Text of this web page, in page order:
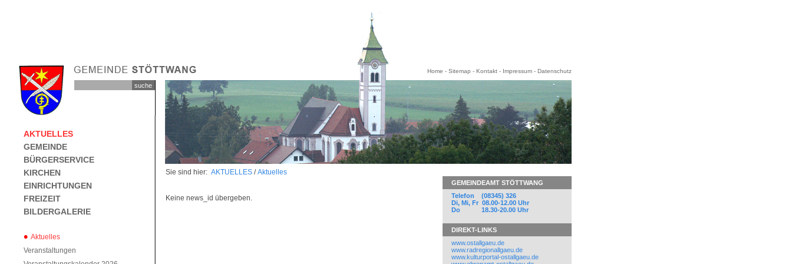
AKTUELLES
GEMEINDE
BÜRGERSERVICE
KIRCHEN
EINRICHTUNGEN
FREIZEIT
BILDERGALERIE
Aktuelles
Veranstaltungen
Home - Sitemap - Kontakt - Impressum - Datenschutz
Sie sind hier: AKTUELLES/Aktuelles
Keine news_id übergeben.
GEMEINDEAMT STÖTTWANG
Telefon (08345) 326
Di, Mi, Fr 08.00-12.00 Uhr
Do 18.30-20.00 Uhr
DIREKT-LINKS
www.ostallgaeu.de
www.radregionallgaeu.de
www.kulturportal-ostallgaeu.de